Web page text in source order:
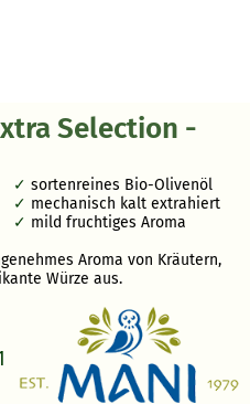
Selection -
sortenreines Bio-Olivenöl
mechanisch kalt extrahiert
mild fruchtiges Aroma
Aroma von Kräutern,
Würze aus.